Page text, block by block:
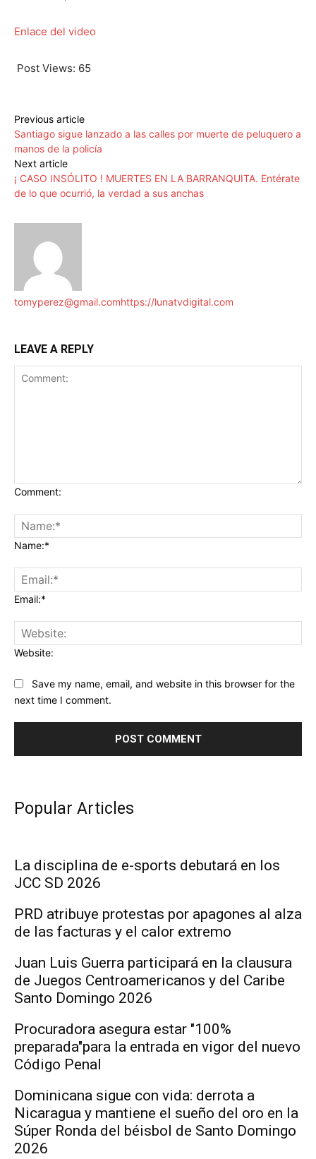
Enlace del video
Post Views: 65
Previous article
Santiago sigue lanzado a las calles por muerte de peluquero a
manos de la policía
Next article
¡ CASO INSÓLITO ! MUERTES EN LA BARRANQUITA. Entérate
de lo que ocurrió, la verdad a sus anchas
tomyperez@gmail.comhttps://lunatvdigital.com
LEAVE A REPLY
Comment:
Name:*
Email:*
Website:
Save my name, email, and website in this browser for the
next time I comment.
Popular Articles
La disciplina de e-sports debutará en los
JCC SD 2026
PRD atribuye protestas por apagones al alza
de las facturas y el calor extremo
Juan Luis Guerra participará en la clausura
de Juegos Centroamericanos y del Caribe
Santo Domingo 2026
Procuradora asegura estar "100%
preparada"para la entrada en vigor del nuevo
Código Penal
Dominicana sigue con vida: derrota a
Nicaragua y mantiene el sueño del oro en la
Súper Ronda del béisbol de Santo Domingo
2026